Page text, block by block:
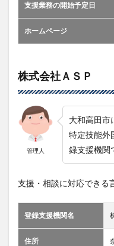
支援業務の開始予定日
ホームページ
株式会社ＡＳＰ
管理人
大和高田市
特定技能外
録支援機関
支援・相談に対応できる
登録支援機関名
住所